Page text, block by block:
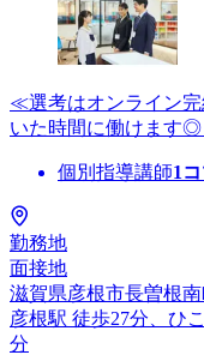
≪選考はオンライン
いた時間に働けます◎
個別指導講師1
勤務地
面接地
滋賀県彦根市長曽根
彦根駅 徒歩27分、ひ
分